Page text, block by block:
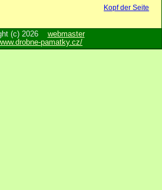
Kopf der Seite
(c) 2026 webmaster
pamatky.cz/